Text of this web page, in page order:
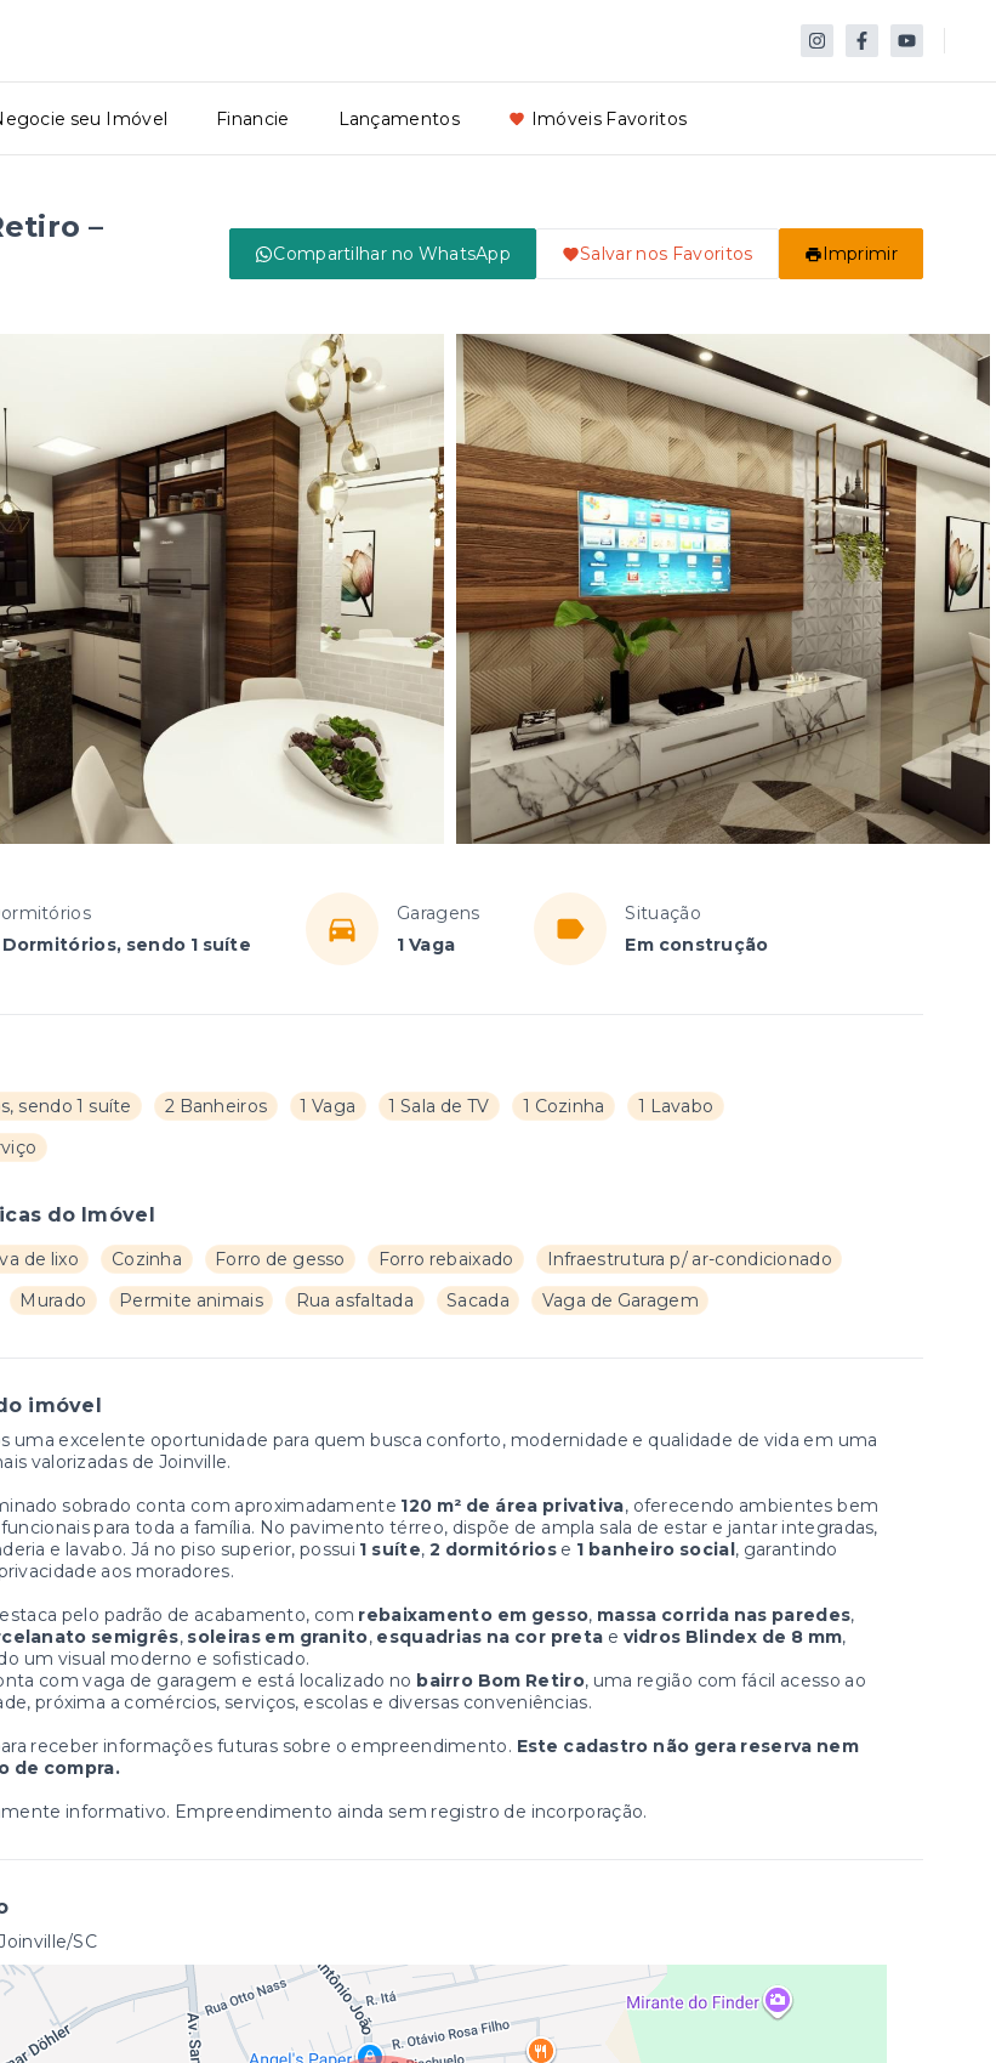
seu Imóvel Financie Lançamentos Imóveis Favoritos
–
Compartilhar no WhatsApp Salvar nos Favoritos Imprimir
Dormitórios, sendo 1 suíte
Garagens
1 Vaga
Situação
Em construção
sendo 1 suíte 2 Banheiros 1 Vaga 1 Sala de TV 1 Cozinha
1 Lavabo
do Imóvel
de lixo Cozinha Forro de gesso Forro rebaixado
Infraestrutura p/ ar-condicionado
Murado Permite animais Rua asfaltada Sacada Vaga de Garagem
imóvel
uma excelente oportunidade para quem busca conforto, modernidade e qualidade de vida em uma
valorizadas de Joinville.
sobrado conta com aproximadamente 120 m² de área privativa, oferecendo ambientes bem
para toda a família. No pavimento térreo, dispõe de ampla sala de estar e jantar integradas,
e lavabo. Já no piso superior, possui 1 suíte, 2 dormitóriose 1 banheiro social, garantindo
aos moradores.
pelo padrão de acabamento, com rebaixamento em gesso, massa corrida nas paredes,
semigrês, soleiras em granito, esquadrias na cor preta e vidros Blindex de 8 mm,
um visual moderno e sofisticado.
com vaga de garagem e está localizado no bairro Bom Retiro, uma região com fácil acesso ao
próxima a comércios, serviços, escolas e diversas conveniências.
receber informações futuras sobre o empreendimento. Este cadastro não gera reserva nem
de compra.
informativo. Empreendimento ainda sem registro de incorporação.
SC